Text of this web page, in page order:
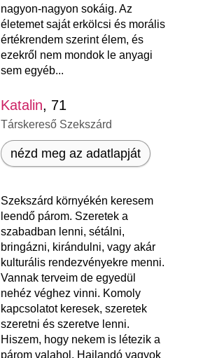
nagyon-nagyon sokáig. Az
életemet saját erkölcsi és morális
értékrendem szerint élem, és
ezekről nem mondok le anyagi
sem egyéb...
Katalin, 71
Társkereső Szekszárd
nézd meg az adatlapját
Szekszárd környékén keresem
leendő párom. Szeretek a
szabadban lenni, sétálni,
bringázni, kirándulni, vagy akár
kulturális rendezvényekre menni.
Vannak terveim de egyedül
nehéz véghez vinni. Komoly
kapcsolatot keresek, szeretek
szeretni és szeretve lenni.
Hiszem, hogy nekem is létezik a
párom valahol. Hajlandó vagyok